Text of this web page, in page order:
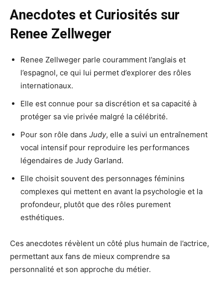
Anecdotes et Curiosités sur
Renee Zellweger
Renee Zellweger parle couramment l’anglais et
l’espagnol, ce qui lui permet d’explorer des rôles
internationaux.
Elle est connue pour sa discrétion et sa capacité à
protéger sa vie privée malgré la célébrité.
Pour son rôle dans Judy, elle a suivi un entraînement
vocal intensif pour reproduire les performances
légendaires de Judy Garland.
Elle choisit souvent des personnages féminins
complexes qui mettent en avant la psychologie et la
profondeur, plutôt que des rôles purement
esthétiques.
Ces anecdotes révèlent un côté plus humain de l’actrice,
permettant aux fans de mieux comprendre sa
personnalité et son approche du métier.